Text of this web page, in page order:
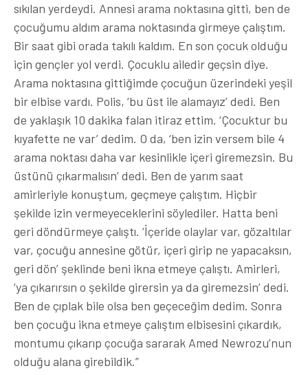
sıkılan yerdeydi. Annesi arama noktasına gitti, ben de
çocuğumu aldım arama noktasında girmeye çalıştım.
Bir saat gibi orada takılı kaldım. En son çocuk olduğu
için gençler yol verdi. Çocuklu ailedir geçsin diye.
Arama noktasına gittiğimde çocuğun üzerindeki yeşil
bir elbise vardı. Polis, ‘bu üst ile alamayız’ dedi. Ben
de yaklaşık 10 dakika falan itiraz ettim. ‘Çocuktur bu
kıyafette ne var’ dedim. O da, ‘ben izin versem bile 4
arama noktası daha var kesinlikle içeri giremezsin. Bu
üstünü çıkarmalısın’ dedi. Ben de yarım saat
amirleriyle konuştum, geçmeye çalıştım. Hiçbir
şekilde izin vermeyeceklerini söylediler. Hatta beni
geri döndürmeye çalıştı. ‘İçeride olaylar var, gözaltılar
var, çocuğu annesine götür, içeri girip ne yapacaksın,
geri dön’ şeklinde beni ikna etmeye çalıştı. Amirleri,
‘ya çıkarırsın o şekilde girersin ya da giremezsin’ dedi.
Ben de çıplak bile olsa ben geçeceğim dedim. Sonra
ben çocuğu ikna etmeye çalıştım elbisesini çıkardık,
montumu çıkarıp çocuğa sararak Amed Newrozu’nun
olduğu alana girebildik.”